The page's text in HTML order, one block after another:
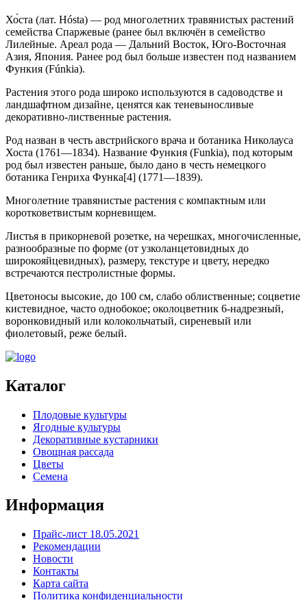
Хо́ста (лат. Hósta) — род многолетних травянистых растений
семейства Спаржевые (ранее был включён в семейство
Лилейные. Ареал рода — Дальний Восток, Юго-Восточная
Азия, Япония. Ранее род был больше известен под названием
Функия (Fúnkia).
Растения этого рода широко используются в садоводстве и
ландшафтном дизайне, ценятся как теневыносливые
декоративно-лиственные растения.
Род назван в честь австрийского врача и ботаника Николауса
Хоста (1761—1834). Название Функия (Funkia), под которым
род был известен раньше, было дано в честь немецкого
ботаника Генриха Функа[4] (1771—1839).
Многолетние травянистые растения с компактным или
коротковетвистым корневищем.
Листья в прикорневой розетке, на черешках, многочисленные,
разнообразные по форме (от узколанцетовидных до
широкояйцевидных), размеру, текстуре и цвету, нередко
встречаются пестролистные формы.
Цветоносы высокие, до 100 см, слабо облиственные; соцветие
кистевидное, часто однобокое; околоцветник 6-надрезный,
воронковидный или колокольчатый, сиреневый или
фиолетовый, реже белый.
Каталог
Плодовые культуры
Ягодные культуры
Декоративные кустарники
Овощная рассада
Цветы
Семена
Информация
Прайс-лист 18.05.2021
Рекомендации
Новости
Контакты
Карта сайта
Политика конфиденциальности